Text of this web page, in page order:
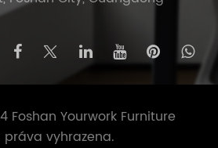
Foshan Yourwork Furniture
práva vyhrazena.